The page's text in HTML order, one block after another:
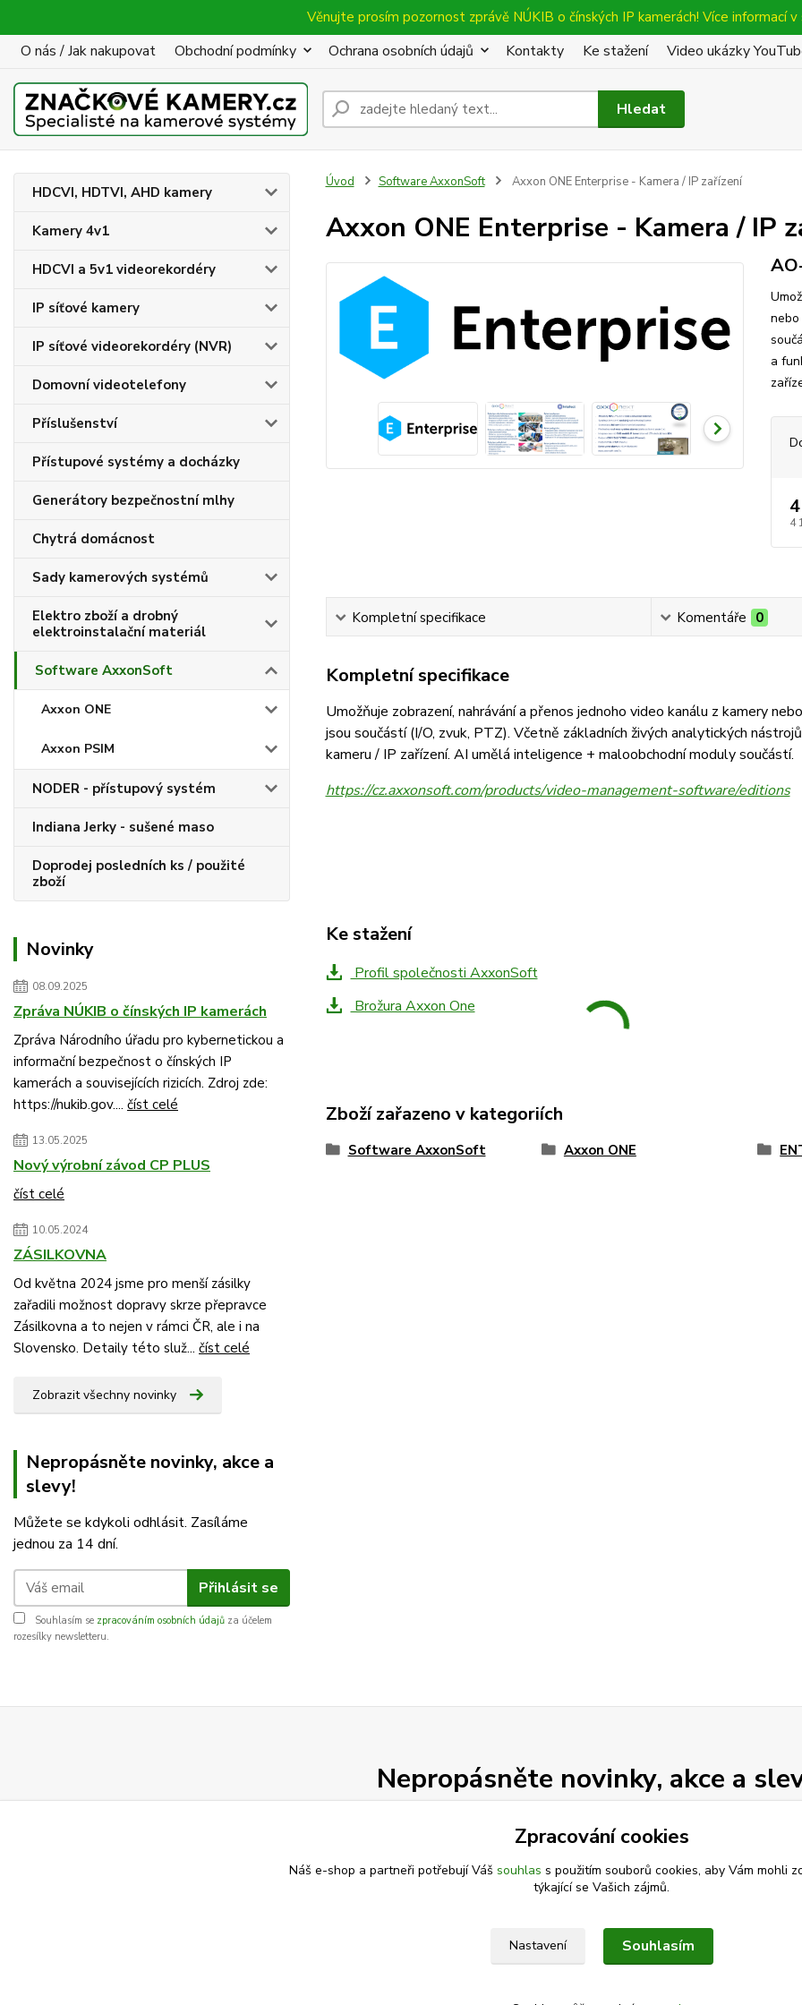
Věnujte prosím pozornost zprávě NÚKIB o čínských IP kamerách! Více informací v
O nás / Jak nakupovat Obchodní podmínky Ochrana osobních údajů Kontakty Ke stažení Video ukázky
Hledat
HDCVI, HDTVI, AHD kamery
Kamery 4v1
HDCVI a 5v1 videorekordéry
IP síťové kamery
IP síťové videorekordéry (NVR)
Domovní videotelefony
Příslušenství
Přístupové systémy a docházky
Generátory bezpečnostní mlhy
Chytrá domácnost
Sady kamerových systémů
Elektro zboží a drobný
elektroinstalační materiál
Software AxxonSoft
Axxon ONE
Axxon PSIM
NODER - přístupový systém
Indiana Jerky - sušené maso
Doprodej posledních ks / použité
zboží
Novinky
08.09.2025
Zpráva NÚKIB o čínských IP kamerách
Zpráva Národního úřadu pro kybernetickou a
informační bezpečnost o čínských IP
kamerách a souvisejících rizicích. Zdroj zde:
https://nukib.gov.... číst celé
13.05.2025
Nový výrobní závod CP PLUS
číst celé
10.05.2024
ZÁSILKOVNA
Od května 2024 jsme pro menší zásilky
zařadili možnost dopravy skrze přepravce
Zásilkovna a to nejen v rámci ČR, ale i na
Slovensko. Detaily této služ... číst celé
Zobrazit všechny novinky
Nepropásněte novinky, akce a
slevy!
Můžete se kdykoli odhlásit. Zasíláme
jednou za 14 dní.
Přihlásit se
Souhlasím se zpracováním osobních údajů za účelem
rozesílky newsletteru.
Úvod Software AxxonSoft Axxon ONE Enterprise - Kamera / IP zařízení
Axxon ONE Enterprise - Kamera / IP
a
4
Kompletní specifikace Komentáře 0
Kompletní specifikace
Umožňuje zobrazení, nahrávání a přenos jednoho video kanálu z kamery
jsou součástí (I/O, zvuk, PTZ). Včetně základních živých analytických
kameru / IP zařízení. AI umělá inteligence + maloobchodní moduly součástí.
https://cz.axxonsoft.com/products/video-management-software/editions
Ke stažení
Profil společnosti AxxonSoft
Brožura Axxon One
Zboží zařazeno v kategoriích
Software AxxonSoft Axxon ONE
Nepropásněte novinky, akce a
Souhlasím sezpracováním osobních údajůza účelem rozesílky newsletteru.
Zpracování cookies
Náš e-shop a partneři potřebují Váš souhlas s použitím souborů cookies, aby Vám mohli
týkající se Vašich zájmů.
Nastavení Souhlasím